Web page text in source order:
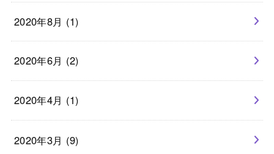
2020年8月 (1)
2020年6月 (2)
2020年4月 (1)
2020年3月 (9)